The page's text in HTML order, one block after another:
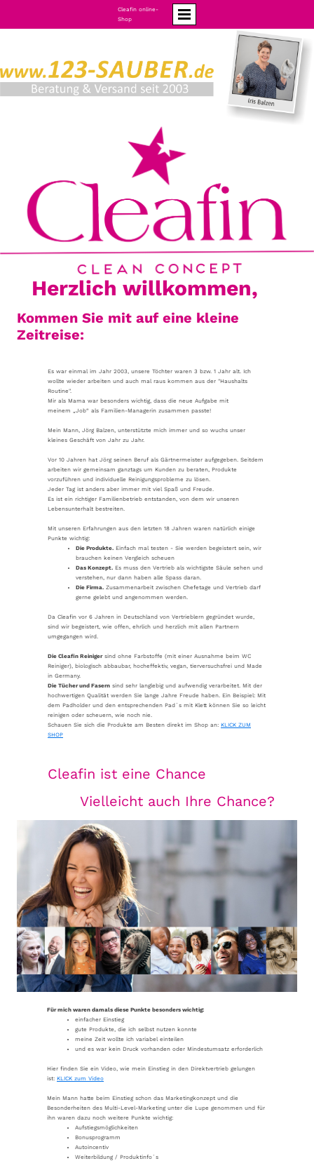
Cleafin online-
Shop
Herzlich willkommen,
Kommen Sie mit auf eine kleine
Zeitreise:
Es war einmal im Jahr 2003, unsere Töchter waren 3 bzw. 1 Jahr alt. Ich
wollte wieder arbeiten und auch mal raus kommen aus der "Haushalts
Routine".
Mir als Mama war besonders wichtig, dass die neue Aufgabe mit
meinem „Job“ als Familien-Managerin zusammen passte!
Mein Mann, Jörg Balzen, unterstützte mich immer und so wuchs unser
kleines Geschäft von Jahr zu Jahr.
Vor 10 Jahren hat Jörg seinen Beruf als Gärtnermeister aufgegeben. Seitdem
arbeiten wir gemeinsam ganztags um Kunden zu beraten, Produkte
vorzuführen und individuelle Reinigungsprobleme zu lösen.
Jeder Tag ist anders aber immer mit viel Spaß und Freude.
Es ist ein richtiger Familienbetrieb entstanden, von dem wir unseren
Lebensunterhalt bestreiten.
Mit unseren Erfahrungen aus den letzten 18 Jahren waren natürlich einige
Punkte wichtig:
Die Produkte. Einfach mal testen - Sie werden begeistert sein, wir
brauchen keinen Vergleich scheuen
Das Konzept. Es muss den Vertrieb als wichtigste Säule sehen und
verstehen, nur dann haben alle Spass daran.
Die Firma. Zusammenarbeit zwischen Chefetage und Vertrieb darf
gerne gelebt und angenommen werden.
Da Cleafin vor 6 Jahren in Deutschland von Vertrieblern gegründet wurde,
sind wir begeistert, wie offen, ehrlich und herzlich mit allen Partnern
umgegangen wird.
Die Cleafin Reinigersind ohne Farbstoffe (mit einer Ausnahme beim WC
Reiniger), biologisch abbaubar, hocheffektiv, vegan, tierversuchsfrei und Made
in Germany.
Die Tücher und Fasern sind sehr langlebig und aufwendig verarbeitet. Mit der
hochwertigen Qualität werden Sie lange Jahre Freude haben. Ein Beispiel: Mit
dem Padholder und den entsprechenden Pad´s mit Klett können Sie so leicht
reinigen oder scheuern, wie noch nie.
Schauen Sie sich die Produkte am Besten direkt im Shop an: KLICK ZUM
SHOP
Cleafin ist eine Chance
Vielleicht auch Ihre Chance?
Für mich waren damals diese Punkte besonders wichtig:
einfacher Einstieg
gute Produkte, die ich selbst nutzen konnte
meine Zeit wollte ich variabel einteilen
und es war kein Druck vorhanden oder Mindestumsatz erforderlich
Hier finden Sie ein Video, wie mein Einstieg in den Direktvertrieb gelungen
ist: KLICK zum Video
Mein Mann hatte beim Einstieg schon das Marketingkonzept und die
Besonderheiten des Multi-Level-Marketing unter die Lupe genommen und für
ihn waren dazu noch weitere Punkte wichtig:
Aufstiegsmöglichkeiten
Bonusprogramm
Autoincentiv
Weiterbildung / Produktinfo´s